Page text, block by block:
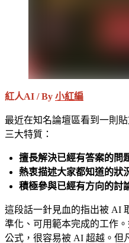
紅人AI / By 小紅編
最近在知名論壇區看到一則
三大特質：
擅長解決已經有答案的問
熱衷描述大家都知道的狀
積極參與已經有方向的討
這段話一針見血的指出被 AI
準化、可用範本完成的工作
公式，很容易被 AI 超越。但